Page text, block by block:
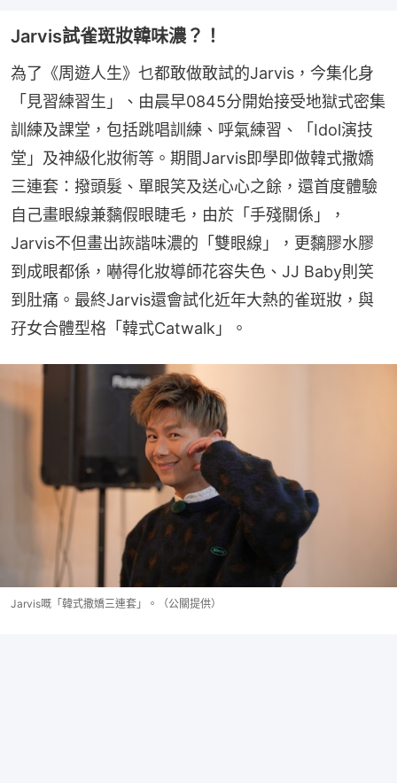
Jarvis試雀斑妝韓味濃？！
為了《周遊人生》乜都敢做敢試的Jarvis，今集化身
「見習練習生」、由晨早0845分開始接受地獄式密集
訓練及課堂，包括跳唱訓練、呼氣練習、「Idol演技
堂」及神級化妝術等。期間Jarvis即學即做韓式撒嬌
三連套：撥頭髮、單眼笑及送心心之餘，還首度體驗
自己畫眼線兼黐假眼睫毛，由於「手殘關係」，
Jarvis不但畫出詼諧味濃的「雙眼線」，更黐膠水膠
到成眼都係，嚇得化妝導師花容失色、JJ Baby則笑
到肚痛。最終Jarvis還會試化近年大熱的雀斑妝，與
孖女合體型格「韓式Catwalk」。
Jarvis嘅「韓式撒嬌三連套」。（公關提供）